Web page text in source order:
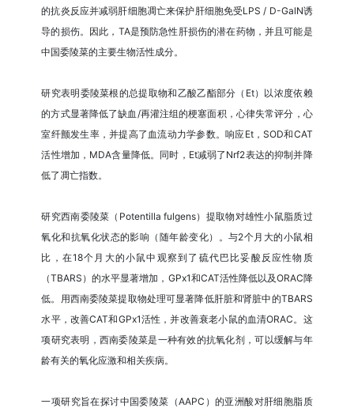
的抗炎反应并减弱肝细胞凋亡来保护肝细胞免受LPS / D-GalN诱
导的损伤。因此，TA是预防急性肝损伤的潜在药物，并且可能是
中国委陵菜的主要生物活性成分。
研究表明委陵菜根的总提取物和乙酸乙酯部分（Et）以浓度依赖
的方式显著降低了缺血/再灌注组的梗塞面积，心律失常评分，心
室纤颤发生率，并提高了血流动力学参数。响应Et，SOD和CAT
活性增加，MDA含量降低。同时，Et减弱了Nrf2表达的抑制并降
低了凋亡指数。
研究西南委陵菜（Potentilla fulgens）提取物对雄性小鼠脂质过
氧化和抗氧化状态的影响（随年龄变化）。与2个月大的小鼠相
比，在18个月大的小鼠中观察到了硫代巴比妥酸反应性物质
（TBARS）的水平显著增加，GPx1和CAT活性降低以及ORAC降
低。用西南委陵菜提取物处理可显著降低肝脏和肾脏中的TBARS
水平，改善CAT和GPx1活性，并改善衰老小鼠的血清ORAC。这
项研究表明，西南委陵菜是一种有效的抗氧化剂，可以缓解与年
龄有关的氧化应激和相关疾病。
一项研究旨在探讨中国委陵菜（AAPC）的亚洲酸对肝细胞脂质